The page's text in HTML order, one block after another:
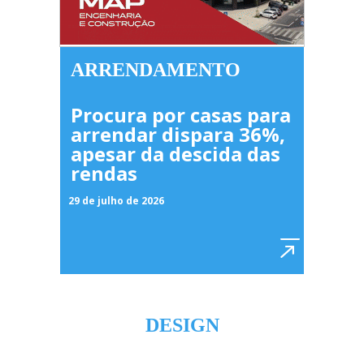
ARRENDAMENTO
Procura por casas para
arrendar dispara 36%,
apesar da descida das
rendas
29 de julho de 2026
DESIGN